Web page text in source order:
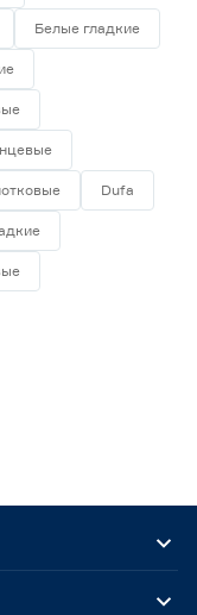
Белые гладкие
Dufa